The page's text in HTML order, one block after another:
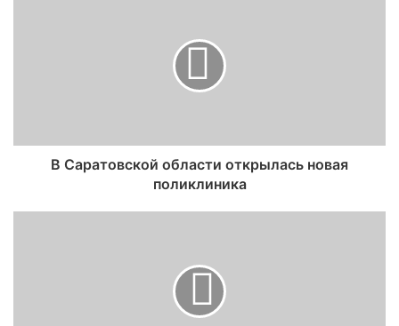
В Саратовской области открылась новая
поликлиника